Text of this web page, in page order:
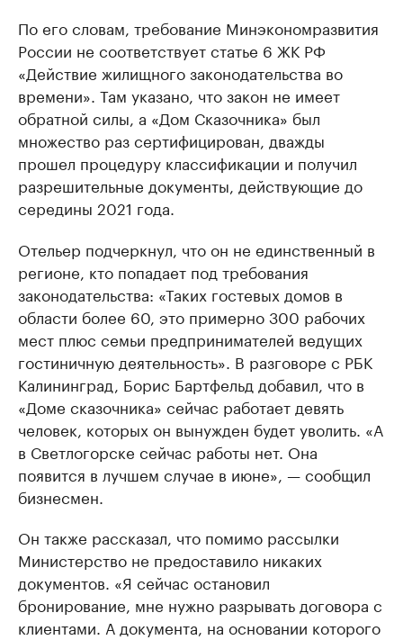
По его словам, требование Минэкономразвития
России не соответствует статье 6 ЖК РФ
«Действие жилищного законодательства во
времени». Там указано, что закон не имеет
обратной силы, а «Дом Сказочника» был
множество раз сертифицирован, дважды
прошел процедуру классификации и получил
разрешительные документы, действующие до
середины 2021 года.
Отельер подчеркнул, что он не единственный в
регионе, кто попадает под требования
законодательства: «Таких гостевых домов в
области более 60, это примерно 300 рабочих
мест плюс семьи предпринимателей ведущих
гостиничную деятельность». В разговоре с РБК
Калининград, Борис Бартфельд добавил, что в
«Доме сказочника» сейчас работает девять
человек, которых он вынужден будет уволить. «А
в Светлогорске сейчас работы нет. Она
появится в лучшем случае в июне», — сообщил
бизнесмен.
Он также рассказал, что помимо рассылки
Министерство не предоставило никаких
документов. «Я сейчас остановил
бронирование, мне нужно разрывать договора с
клиентами. А документа, на основании которого